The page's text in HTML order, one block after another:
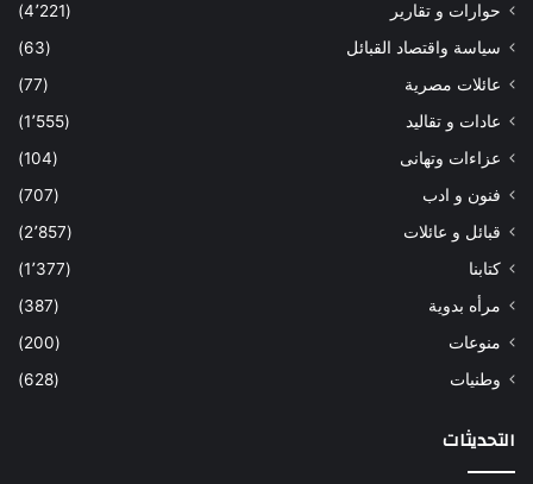
حوارات و تقارير
(4٬221)
سياسة واقتصاد القبائل
(63)
عائلات مصرية
(77)
عادات و تقاليد
(1٬555)
عزاءات وتهانى
(104)
فنون و ادب
(707)
قبائل و عائلات
(2٬857)
كتابنا
(1٬377)
مرأه بدوية
(387)
منوعات
(200)
وطنيات
(628)
التحديثات